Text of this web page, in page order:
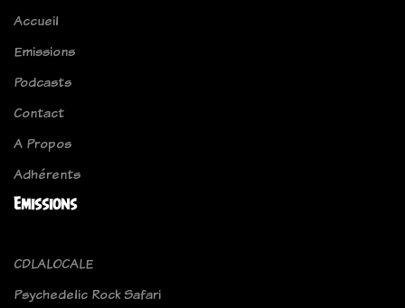
Accueil
Emissions
Podcasts
Contact
A Propos
Adhérents
Emissions
CDLALOCALE
Psychedelic Rock Safari